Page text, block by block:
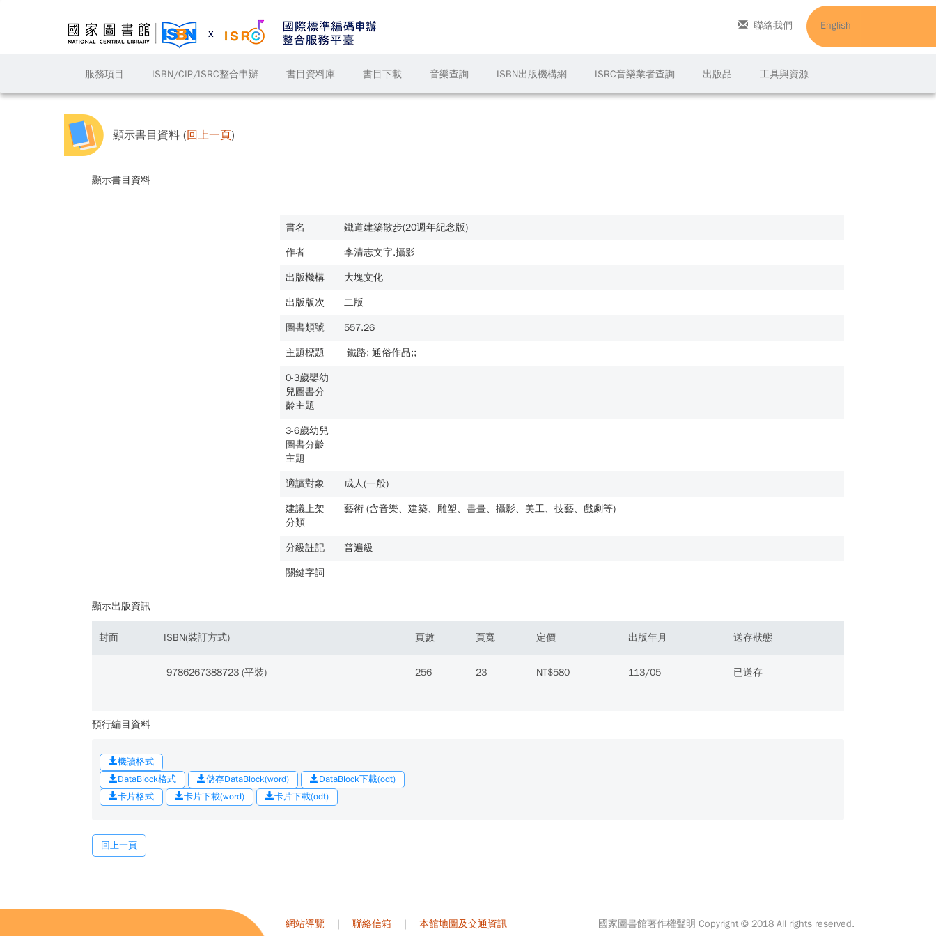
服務項目 ISBN/CIP/ISRC整合申辦 書目資料庫 書目下載 音樂查詢 ISBN出版機構網 ISRC音樂業者查詢 出版品 工具與資源
聯絡我們 English
顯示書目資料 (回上一頁)
顯示書目資料
書名 鐵道建築散步(20週年紀念版)
作者 李清志文字.攝影
出版機構 大塊文化
出版版次 二版
圖書類號 557.26
主題標題 鐵路; 通俗作品;;
0-3歲嬰幼
兒圖書分
齡主題
3-6歲幼兒
圖書分齡
主題
適讀對象 成人(一般)
建議上架
分類
藝術 (含音樂、建築、雕塑、書畫、攝影、美工、技藝、戲劇等)
分級註記 普遍級
關鍵字詞
顯示出版資訊
封面 ISBN(裝訂方式) 頁數 頁寬 定價 出版年月 送存狀態
9786267388723 (平裝) 256 23 NT$580 113/05 已送存
預行編目資料
機讀格式
DataBlock格式
儲存DataBlock(word)
DataBlock下載(odt)
卡片格式
卡片下載(word) 卡片下載(odt)
回上一頁
網站導覽 | 聯絡信箱| 本館地圖及交通資訊 國家圖書館著作權聲明 Copyright © 2018 All rights reserved.